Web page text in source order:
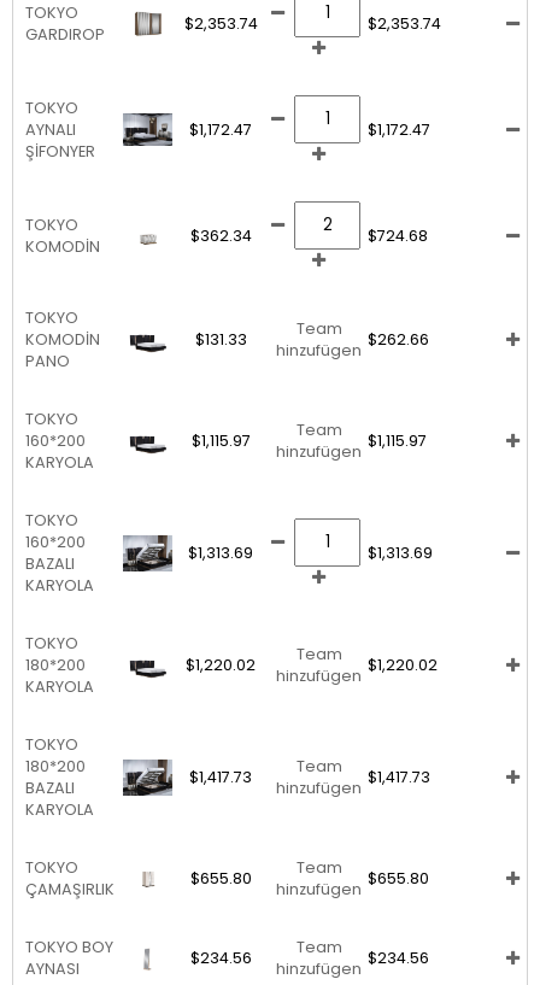
TOKYO
GARDIROP
$2,353.74 $2,353.74
TOKYO
AYNALI
ŞİFONYER
$1,172.47 $1,172.47
TOKYO
KOMODİN
$362.34 $724.68
TOKYO
KOMODİN
PANO
$131.33
Team
hinzufügen
$262.66
TOKYO
160*200
KARYOLA
$1,115.97
Team
hinzufügen
$1,115.97
TOKYO
160*200
BAZALI
KARYOLA
$1,313.69 $1,313.69
TOKYO
180*200
KARYOLA
$1,220.02
Team
hinzufügen
$1,220.02
TOKYO
180*200
BAZALI
KARYOLA
$1,417.73
Team
hinzufügen
$1,417.73
TOKYO
ÇAMAŞIRLIK
$655.80
Team
hinzufügen
$655.80
TOKYO BOY
AYNASI
$234.56
Team
hinzufügen
$234.56